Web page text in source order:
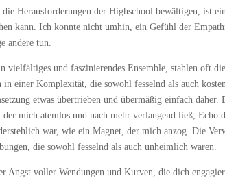
die Herausforderungen der Highschool bewältigen, ist
kann. Ich konnte nicht umhin, ein Gefühl der
andere tun.
vielfältiges und faszinierendes Ensemble, stahlen oft
einer Komplexität, die sowohl fesselnd als auch
etwas übertrieben und übermäßig einfach
der mich atemlos und nach mehr verlangend ließ,
war, wie ein Magnet, der mich anzog. Die
die sowohl fesselnd als auch unheimlich waren.
Angst voller Wendungen und Kurven, die dich